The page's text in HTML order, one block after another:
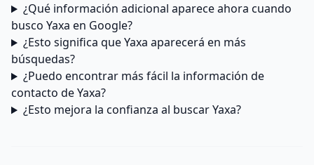
¿Qué información adicional aparece ahora cuando
busco Yaxa en Google?
¿Esto significa que Yaxa aparecerá en más
búsquedas?
¿Puedo encontrar más fácil la información de
contacto de Yaxa?
¿Esto mejora la confianza al buscar Yaxa?